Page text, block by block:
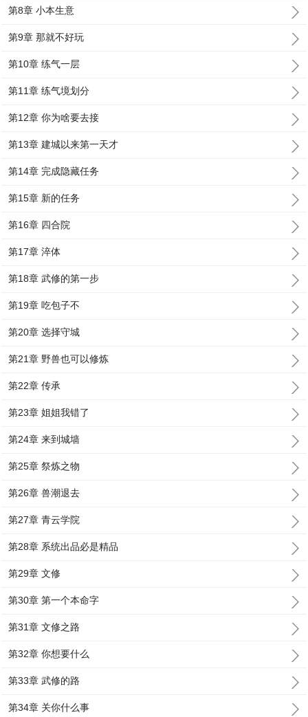
第8章 小本生意
第9章 那就不好玩
第10章 练气一层
第11章 练气境划分
第12章 你为啥要去接
第13章 建城以来第一天才
第14章 完成隐藏任务
第15章 新的任务
第16章 四合院
第17章 淬体
第18章 武修的第一步
第19章 吃包子不
第20章 选择守城
第21章 野兽也可以修炼
第22章 传承
第23章 姐姐我错了
第24章 来到城墙
第25章 祭炼之物
第26章 兽潮退去
第27章 青云学院
第28章 系统出品必是精品
第29章 文修
第30章 第一个本命字
第31章 文修之路
第32章 你想要什么
第33章 武修的路
第34章 关你什么事